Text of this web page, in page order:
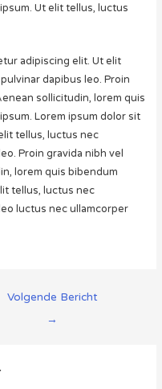
Ut elit tellus, luctus
adipiscing elit. Ut elit
dapibus leo. Proin
sollicitudin, lorem quis
Lorem ipsum dolor sit
tellus, luctus nec
Proin gravida nibh vel
lorem quis bibendum
tellus, luctus nec
luctus nec ullamcorper
Volgende Bericht
→